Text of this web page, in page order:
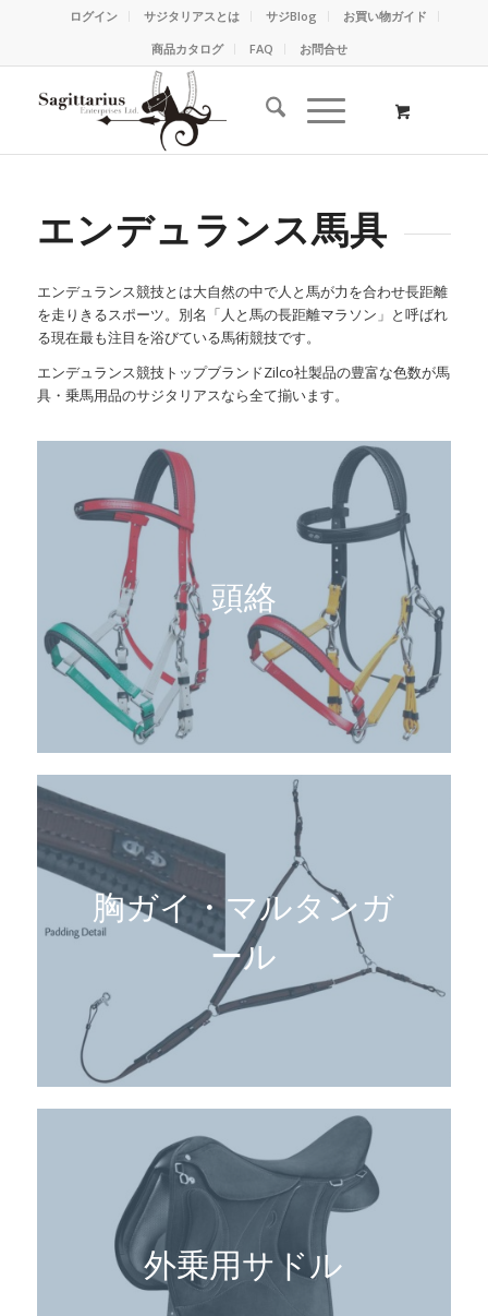
ログイン サジタリアスとは サジBlog
お買い物ガイド
商品カタログ
FAQ お問合せ
エンデュランス馬具
エンデュランス競技とは大自然の中で人と馬が力を合わせ長距離
を走りきるスポーツ。別名「人と馬の長距離マラソン」と呼ばれ
る現在最も注目を浴びている馬術競技です。
エンデュランス競技トップブランドZilco社製品の豊富な色数が馬
具・乗馬用品のサジタリアスなら全て揃います。
頭絡
胸ガイ・マルタンガ
ール
外乗用サドル